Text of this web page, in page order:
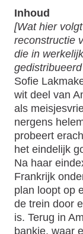
Inhoud
[Wat hier
reconstructie
die in
Sofie
wit deel van
als
nergens
probeert
het eindelijk
Na haar
Frankrijk
plan loopt op
de trein door
is. Terug in
bankje, waar